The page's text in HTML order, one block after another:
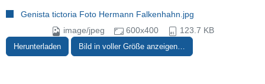
Genista tictoria Foto Hermann Falkenhahn.jpg
image/jpeg
600x400 123.7 KB
Herunterladen Bild in voller Größe anzeigen…